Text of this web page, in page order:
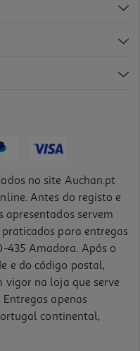
no site Auchan.pt
Antes do registo e
apresentados servem
para entregas
435 Amadora. Após o
e do código postal,
vigor na loja que serve
apenas
continental,